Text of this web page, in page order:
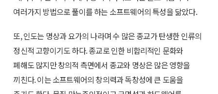
여러가지 방법으로 풀이를 하는 소프트웨어의 특성을 닮았다.
또, 인도는 명상과 요가의 나라며 수 많은 종교가 탄생한 인류의
정신적 고향이기도 하다. 종교로 인한 비합리적인 문화와
폐해도 많지만 창의적 측면에서 종교와 명상은 많은 영향을
끼친다. 이는 소프트웨어의 창의력과 독창성에 큰 도움을